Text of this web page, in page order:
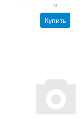
м
Купить